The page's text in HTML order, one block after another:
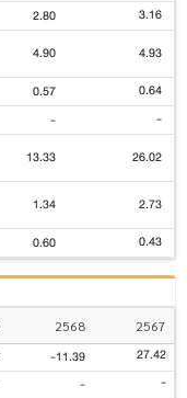
2.80 3.16
4.90 4.93
0.57 0.64
- -
13.33 26.02
1.34 2.73
0.60 0.43
2568
2567
-11.39 27.42
- -